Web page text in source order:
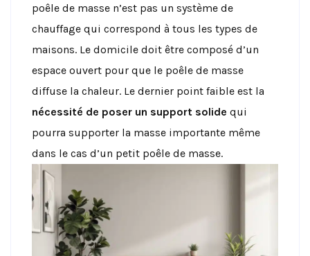
poêle de masse n’est pas un système de
chauffage qui correspond à tous les types de
maisons. Le domicile doit être composé d’un
espace ouvert pour que le poêle de masse
diffuse la chaleur. Le dernier point faible est la
nécessité de poser un support solide qui
pourra supporter la masse importante même
dans le cas d’un petit poêle de masse.